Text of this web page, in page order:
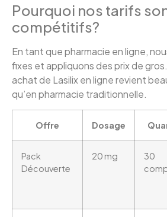
Pourquoi nos tarifs
compétitifs?
En tant que pharmacie en ligne,
fixes et appliquons des prix de
achat de Lasilix en ligne revient
qu’en pharmacie traditionnelle.
Offre Dosage
Pack
Découverte
20 mg
30